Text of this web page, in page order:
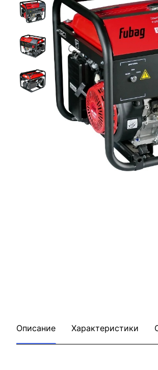
Описание Характеристики